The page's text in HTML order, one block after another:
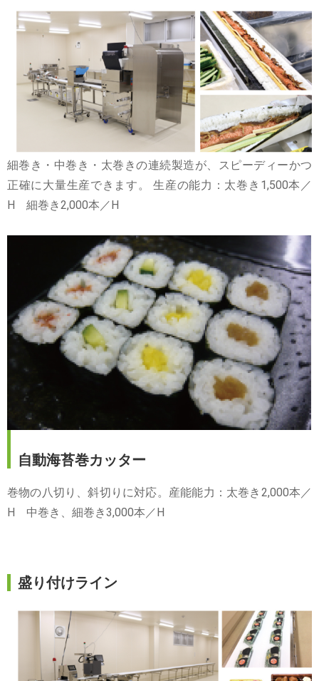
細巻き・中巻き・太巻きの連続製造が、スピーディーかつ
正確に大量生産できます。 生産の能力：太巻き1,500本／
H 細巻き2,000本／H
自動海苔巻カッター
巻物の八切り、斜切りに対応。産能能力：太巻き2,000本／
H 中巻き、細巻き3,000本／H
盛り付けライン